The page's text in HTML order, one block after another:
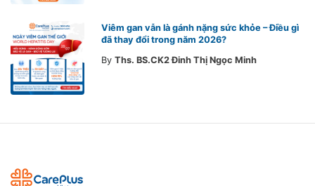
Viêm gan vẫn là gánh nặng sức khỏe – Điều gì
đã thay đổi trong năm 2026?
By Ths. BS.CK2 Đinh Thị Ngọc Minh